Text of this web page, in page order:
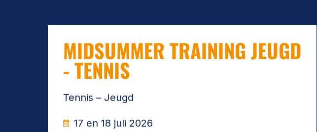
MIDSUMMER TRAINING JEUGD
- TENNIS
Tennis – Jeugd
17 en 18 juli 2026